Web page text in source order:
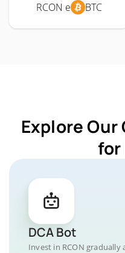
RCON e BTC
Explore
for
DCA Bot
Invest in RCON